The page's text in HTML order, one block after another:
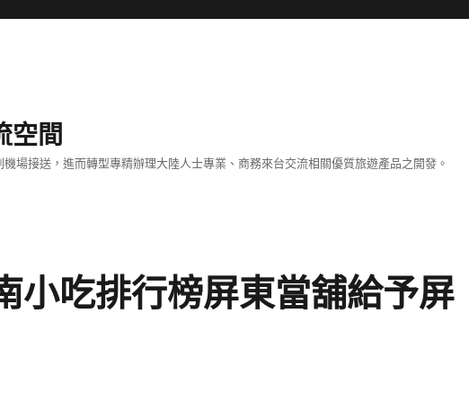
空間
場接送，進而轉型專精辦理大陸人士專業、商務來台交流相關優質旅遊產品之開發。
小吃排行榜屏東當舖給予屏